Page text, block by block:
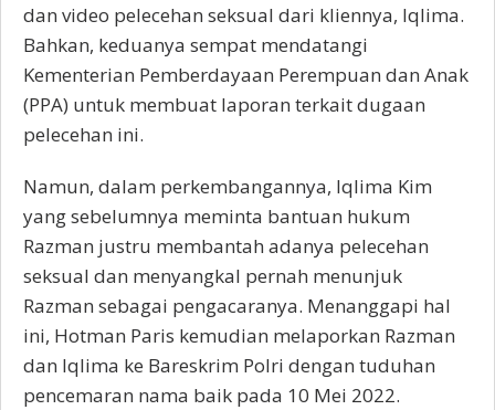
dan video pelecehan seksual dari kliennya, Iqlima.
Bahkan, keduanya sempat mendatangi
Kementerian Pemberdayaan Perempuan dan Anak
(PPA) untuk membuat laporan terkait dugaan
pelecehan ini.
Namun, dalam perkembangannya, Iqlima Kim
yang sebelumnya meminta bantuan hukum
Razman justru membantah adanya pelecehan
seksual dan menyangkal pernah menunjuk
Razman sebagai pengacaranya. Menanggapi hal
ini, Hotman Paris kemudian melaporkan Razman
dan Iqlima ke Bareskrim Polri dengan tuduhan
pencemaran nama baik pada 10 Mei 2022.